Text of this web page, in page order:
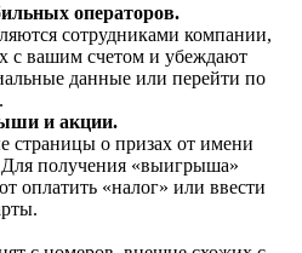
операторов.
сотрудниками компании,
с вашим счетом и убеждают
данные или перейти по
и акции.
страницы о призах от имени
получения «выигрыша»
оплатить «налог» или ввести